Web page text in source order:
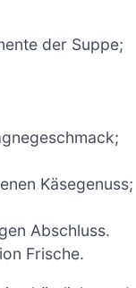
der Suppe;
Käsegenuss;
Abschluss.
Frische.